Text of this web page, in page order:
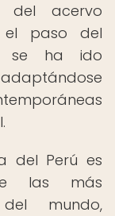
acervo
el paso del
se ha ido
del Perú es
las más
mundo,